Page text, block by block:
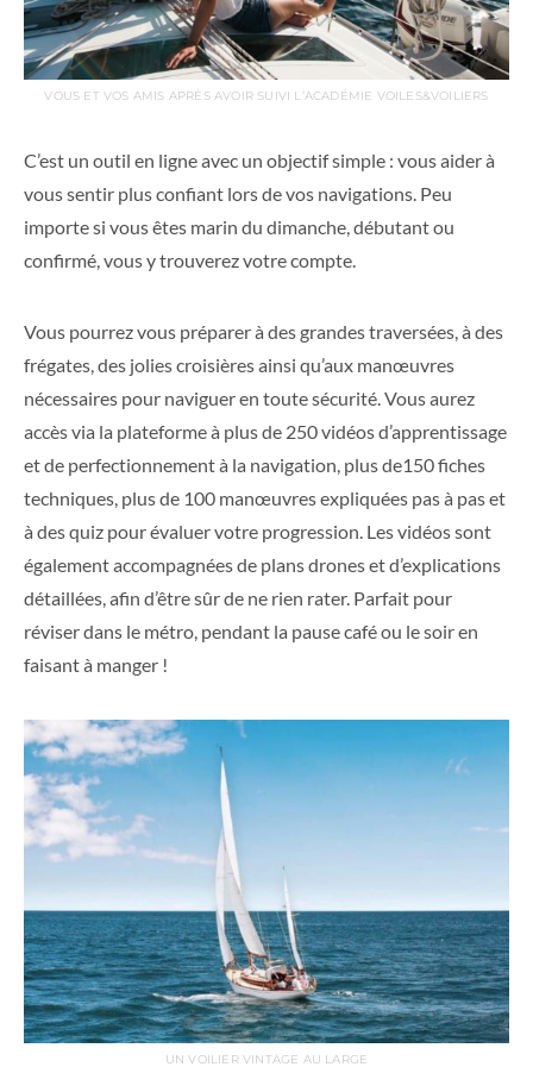
VOUS ET VOS AMIS APRÈS AVOIR SUIVI L’ACADÉMIE VOILES&VOILIERS
C’est un outil en ligne avec un objectif simple : vous aider à
vous sentir plus confiant lors de vos navigations. Peu
importe si vous êtes marin du dimanche, débutant ou
confirmé, vous y trouverez votre compte.
Vous pourrez vous préparer à des grandes traversées, à des
frégates, des jolies croisières ainsi qu’aux manœuvres
nécessaires pour naviguer en toute sécurité. Vous aurez
accès via la plateforme à plus de 250 vidéos d’apprentissage
et de perfectionnement à la navigation, plus de150 fiches
techniques, plus de 100 manœuvres expliquées pas à pas et
à des quiz pour évaluer votre progression. Les vidéos sont
également accompagnées de plans drones et d’explications
détaillées, afin d’être sûr de ne rien rater. Parfait pour
réviser dans le métro, pendant la pause café ou le soir en
faisant à manger !
UN VOILIER VINTAGE AU LARGE